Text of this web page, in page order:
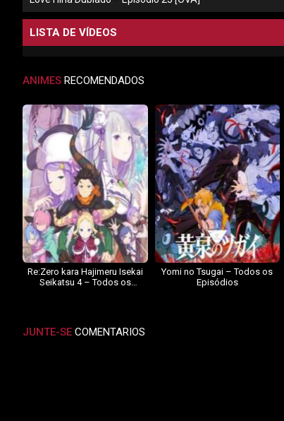
LISTA DE VÍDEOS
ANIMES RECOMENDADOS
Re:Zero kara Hajimeru Isekai
Seikatsu 4 – Todos os
Yomi no Tsugai – Todos os
Episódios
JUNTE-SE COMENTARIOS